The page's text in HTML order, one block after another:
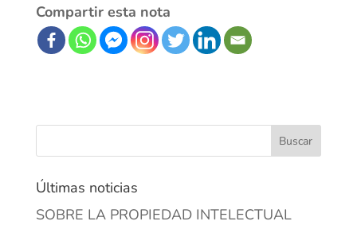
Compartir esta nota
Últimas noticias
SOBRE LA PROPIEDAD INTELECTUAL